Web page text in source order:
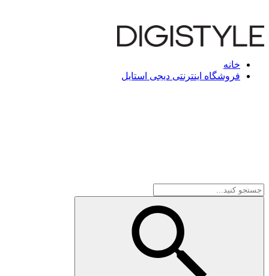
خانه
فروشگاه اینترنتی دیجی استایل